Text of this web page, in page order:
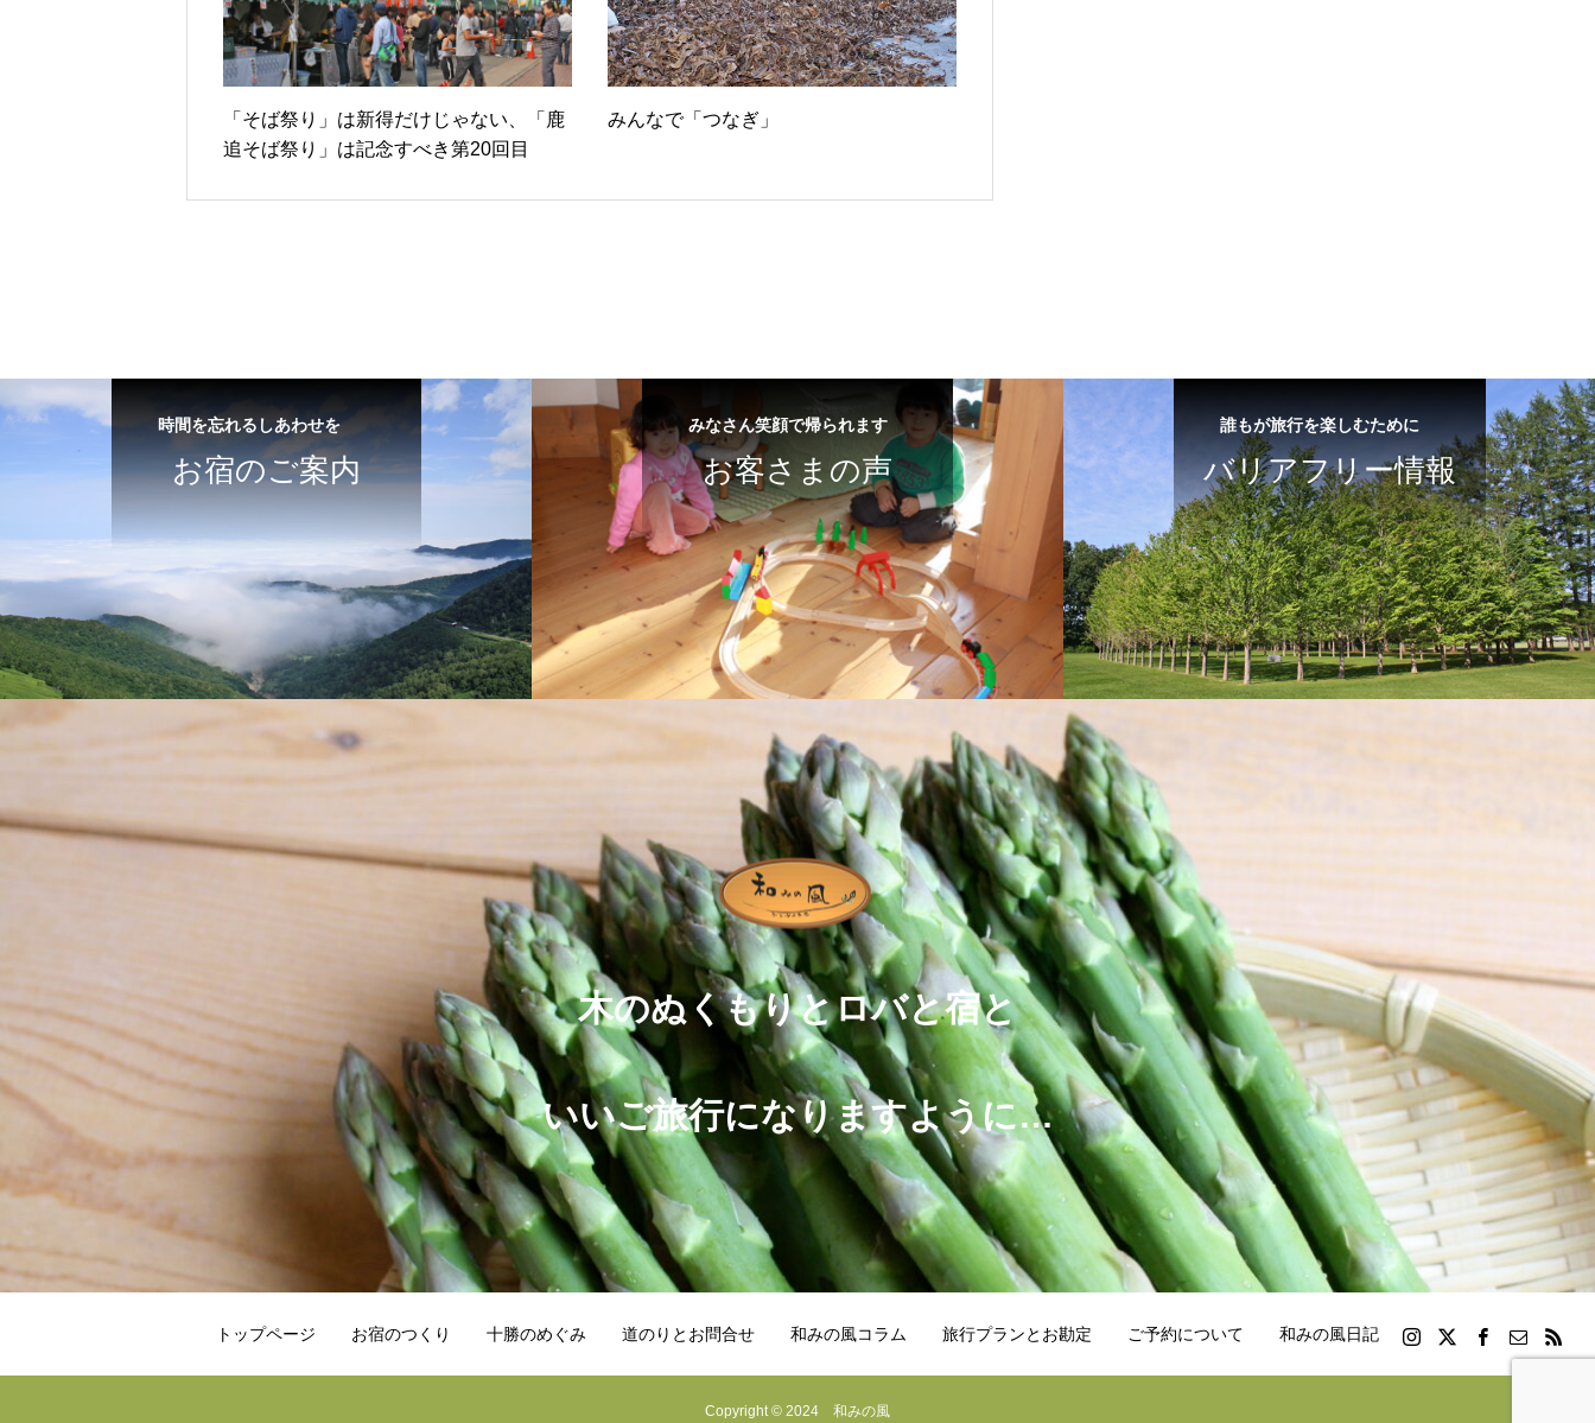
「そば祭り」は新得だけじゃない、「鹿
追そば祭り」は記念すべき第20回目
みんなで「つなぎ」
時間を忘れるしあわせを
お宿のご案内
みなさん笑顔で帰られます
お客さまの声
誰もが旅行を楽しむために
バリアフリー情報
木のぬくもりとロバと宿と
いいご旅行になりますように…
トップページ お宿のつくり 十勝のめぐみ 道のりとお問合せ 和みの風コラム 旅行プランとお勘定 ご予約について 和みの風日記
Copyright © 2024 和みの風